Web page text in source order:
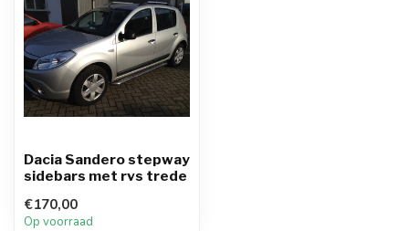
Dacia Sandero stepway
sidebars met rvs trede
€170,00
Op voorraad